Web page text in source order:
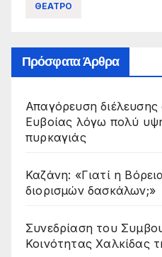
ΘΕΑΤΡΟ
Πρόσφατα Άρθρα
Απαγόρευση διέλευσης
Ευβοίας λόγω πολύ
πυρκαγιάς
Καζάνη: «Γιατί η
διορισμών δασκάλων;»
Συνεδρίαση του
Κοινότητας Χαλκίδας